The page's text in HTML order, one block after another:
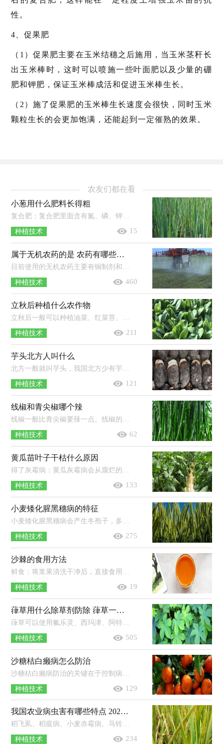
性。
4、促果肥
（1）促果肥主要在玉米结穗之后施用，当玉米茎秆长
出玉米棒时，这时可以喷施一些叶面肥以及少量的硼
肥和钾肥，保证玉米棒成活和促进玉米棒生长。
（2）施了促果肥的玉米棒生长速度会很快，同时玉米
颗粒生长的会更加饱满，还能起到一定催熟的效果。
农友们都在看
小葱用什么肥料长得粗
复合肥：复合肥里面含有氮、磷、钾元素，使用时可以直接添加在土壤里，等到土壤吸收之后小葱就可以吸收。豆饼肥：豆饼肥使用时先将其捣碎...
种植技术 15
属于无机农药的是 农药有哪些种类
目前使用的无机农药主要有铜制剂和硫制剂，铜制剂有硫酸铜、波尔多液等，硫制剂有硫黄、石硫合剂等。使用农药时一定不能一药连用，常用...
种植技术 460
立秋后种植什么农作物
立秋后一般可以种植油菜、红菜苔、萝卜、香菜、菠菜、白菜等农作物。1、油菜：一般可在8月中下旬种植，到了9月底即可收获，从播种到收...
种植技术 211
芋头北方人叫什么
北方一般就叫芋头，我国北方少有芋头种植，芋头和它的名字一起从南方传入北方。我国的芋头资源较为丰富，主要分布在珠江、长江及淮河流...
种植技术 121
线椒和青尖椒哪个辣
种植技术 62
黄瓜苗叶子干枯什么原因
种植技术 133
小麦矮化腥黑穗病的特征
种植技术 275
沙棘的食用方法
种植技术 19
葎草用什么除草剂防除 葎草一般长在哪里
种植技术 505
沙糖桔白癞病怎么防治
种植技术 129
我国农业病虫害有哪些特点 2021年农业发展趋势
稻飞虱、稻瘟病、小麦赤霉病、马铃薯晚疫病等重大病虫害频繁发生。草地贪夜蛾、黏虫、飞蝗、稻纵卷叶螟、草地螟等迁飞性的害虫此...
种植技术 234